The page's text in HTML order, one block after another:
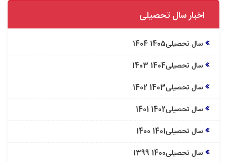
اخبار سال تحصیلی
سال تحصیلی1405 1404
سال تحصیلی1404 1403
سال تحصیلی1403 1402
سال تحصیلی1402 1401
سال تحصیلی1401 1400
سال تحصیلی1400 1399